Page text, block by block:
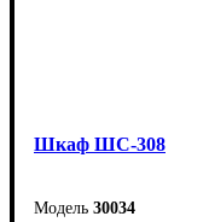
Шкаф ШС-308
30034